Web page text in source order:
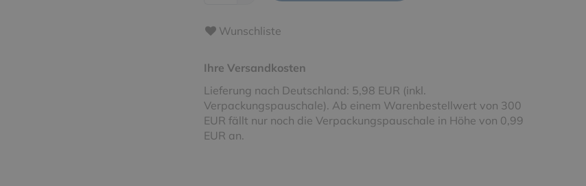
Wunschliste
Ihre Versandkosten
Lieferung nach Deutschland: 5,98 EUR (inkl.
Verpackungspauschale). Ab einem Warenbestellwert von 300
EUR fällt nur noch die Verpackungspauschale in Höhe von 0,99
EUR an.